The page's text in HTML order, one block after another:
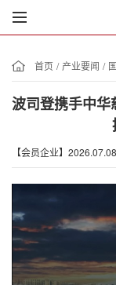
首页 / 产业要闻 /
波司登携手中
【会员企业】2026.07.08